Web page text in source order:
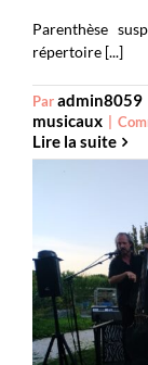
Parenthèse
répertoire [...]
Paradmin8059
musicaux
Lire la suite